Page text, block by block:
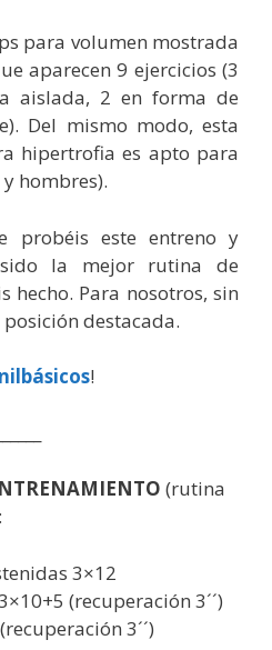
para volumen mostrada
aparecen 9 ejercicios (3
aislada, 2 en forma de
Del mismo modo, esta
hipertrofia es apto para
hombres).
probéis este entreno y
la mejor rutina de
hecho. Para nosotros, sin
destacada.
!
(rutina
3×12
(recuperación 3´´)
3´´)